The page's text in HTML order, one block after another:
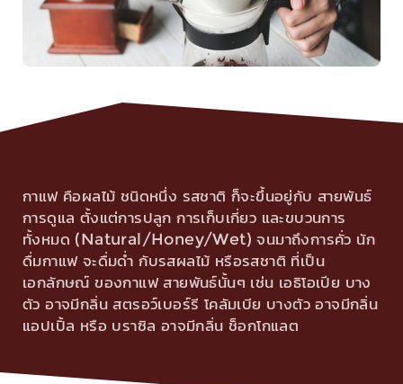
กาแฟ คือผลไม้ ชนิดหนึ่ง รสชาติ ก็จะขึ้นอยู่กับ สายพันธ์
การดูแล ตั้งแต่การปลูก การเก็บเกี่ยว และขบวนการ
ทั้งหมด (Natural/Honey/Wet) จนมาถึงการคั่ว นัก
ดื่มกาแฟ จะดื่มด่ำ กับรสผลไม้ หรือรสชาติ ที่เป็น
เอกลักษณ์ ของกาแฟ สายพันธ์นั้นๆ เช่น เอธิโอเปีย บาง
ตัว อาจมีกลิ่น สตรอว์เบอร์รี โคลัมเบีย บางตัว อาจมีกลิ่น
แอปเปิ้ล หรือ บราซิล อาจมีกลิ่น ช็อกโกแลต